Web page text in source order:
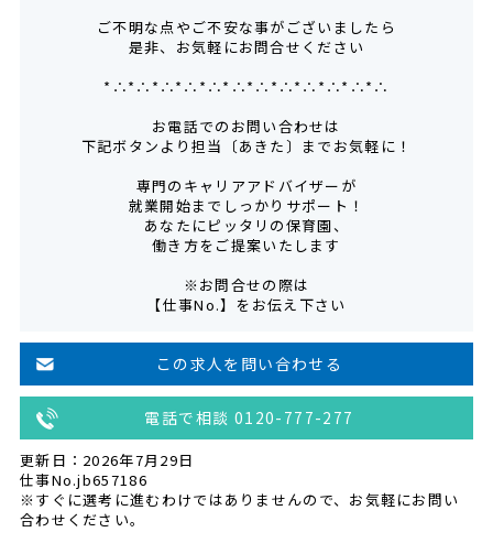
ご不明な点やご不安な事がございましたら
是非、お気軽にお問合せください
*∴*∴*∴*∴*∴*∴*∴*∴*∴*∴*∴*∴
お電話でのお問い合わせは
下記ボタンより担当〔あきた〕までお気軽に！
専門のキャリアアドバイザーが
就業開始までしっかりサポート！
あなたにピッタリの保育園、
働き方をご提案いたします
※お問合せの際は
【仕事No.】をお伝え下さい
この求人を問い合わせる
電話で相談 0120-777-277
更新日：2026年7月29日
仕事No.jb657186
※すぐに選考に進むわけではありませんので、お気軽にお問い
合わせください。